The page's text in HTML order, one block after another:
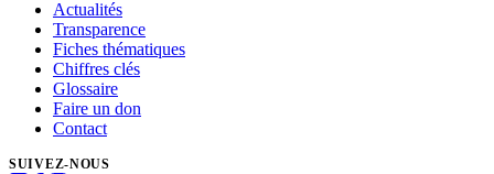
Actualités
Transparence
Fiches thématiques
Chiffres clés
Glossaire
Faire un don
Contact
SUIVEZ-NOUS